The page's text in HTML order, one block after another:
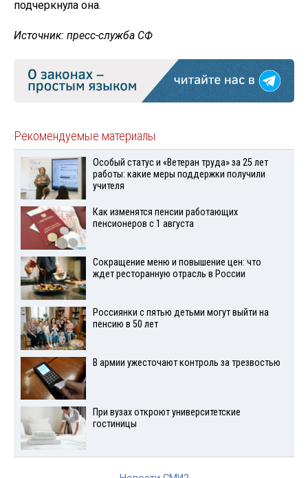
подчеркнула она.
Источник: пресс-служба СФ
Рекомендуемые материалы
Особый статус и «Ветеран труда» за 25 лет
работы: какие меры поддержки получили
учителя
Как изменятся пенсии работающих
пенсионеров с 1 августа
Сокращение меню и повышение цен: что
ждет ресторанную отрасль в России
Россиянки с пятью детьми могут выйти на
пенсию в 50 лет
В армии ужесточают контроль за трезвостью
При вузах откроют университетские
гостиницы